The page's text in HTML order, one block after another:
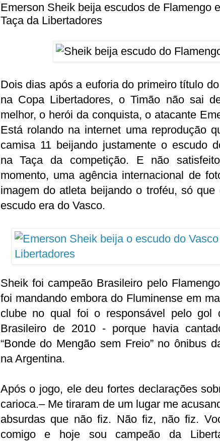
Emerson Sheik beija escudos de Flamengo
Taça da Libertadores
Dois dias após a euforia do primeiro título
na Copa Libertadores, o Timão não sai
melhor, o herói da conquista, o atacante
Está rolando na internet uma reprodução
camisa 11 beijando justamente o escudo
na Taça da competição. E não
momento, uma agência internacional de
imagem do atleta beijando o troféu, só que
escudo era do Vasco.
Sheik foi campeão Brasileiro pelo
foi mandando embora do Fluminense em
clube no qual foi o responsável pelo gol
Brasileiro de 2010 - porque havia
“Bonde do Mengão sem Freio” no ônibus
na Argentina.
Após o jogo, ele deu fortes declarações
carioca.– Me tiraram de um lugar me
absurdas que não fiz. Não fiz, não fiz.
comigo e hoje sou campeão da